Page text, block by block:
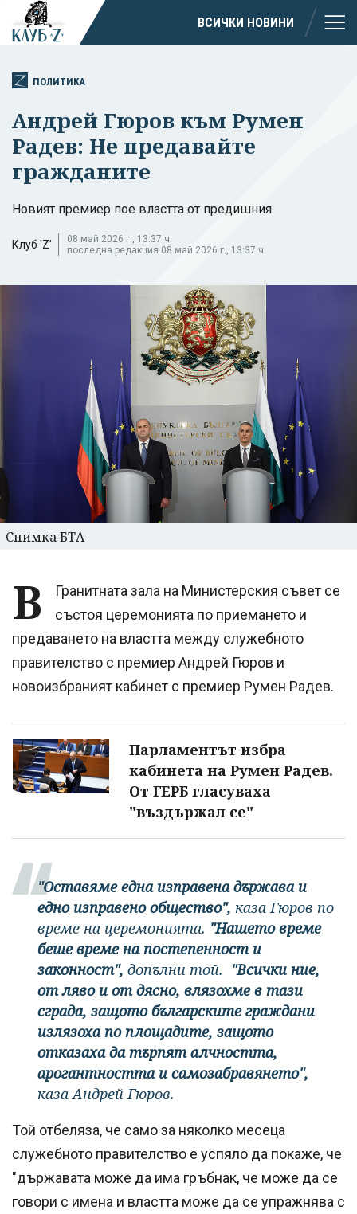
ВСИЧКИ НОВИНИ
ПОЛИТИКА
Андрей Гюров към Румен
Радев: Не предавайте
гражданите
Новият премиер пое властта от предишния
Клуб 'Z'
08 май 2026 г., 13:37 ч.
последна редакция 08 май 2026 г., 13:37 ч.
Снимка БТА
В
Гранитната зала на Министерския съвет се
състоя церемонията по приемането и
предаването на властта между служебното
правителство с премиер Андрей Гюров и
новоизбраният кабинет с премиер Румен Радев.
Парламентът избра
кабинета на Румен Радев.
От ГЕРБ гласуваха
"въздържал се"
"Оставяме една изправена държава и
едно изправено общество", каза Гюров по
време на церемонията. "Нашето време
беше време на постепенност и
законност", допълни той. "Всички ние,
от ляво и от дясно, влязохме в тази
сграда, защото българските граждани
излязоха по площадите, защото
отказаха да търпят алчността,
арогантността и самозабравянето",
каза Андрей Гюров.
Той отбеляза, че само за няколко месеца
служебното правителство е успяло да покаже, че
"държавата може да има гръбнак, че може да се
говори с имена и властта може да се упражнява с